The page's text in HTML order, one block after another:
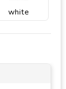
white